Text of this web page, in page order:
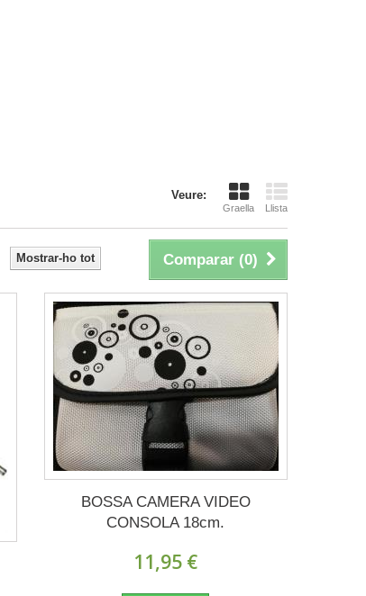
Veure:
Graella Llista
Comparar (0)
Mostrar-ho tot
BOSSA CAMERA VIDEO
CONSOLA 18cm.
11,95 €